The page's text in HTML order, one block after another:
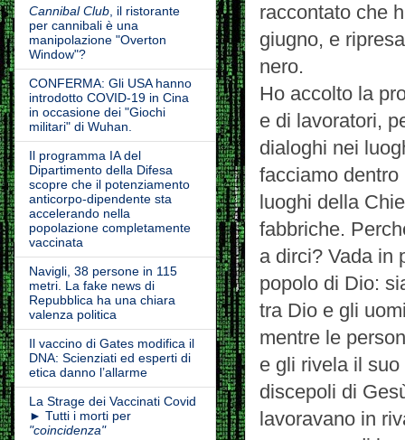
raccontato che
giugno, e
nero.
Ho accolto la
e di lavoratori,
dialoghi nei
facciamo
luoghi della
fabbriche.
a dirci? Vada in
popolo di Dio:
tra Dio e gli
mentre le
e gli rivela il
discepoli di
lavoravano in
Cannibal Club, il ristorante
per cannibali è una
manipolazione "Overton
Window"?
CONFERMA: Gli USA hanno
introdotto COVID-19 in Cina
in occasione dei "Giochi
militari" di Wuhan.
Il programma IA del
Dipartimento della Difesa
scopre che il potenziamento
anticorpo-dipendente sta
accelerando nella
popolazione completamente
vaccinata
Navigli, 38 persone in 115
metri. La fake news di
Repubblica ha una chiara
valenza politica
Il vaccino di Gates modifica il
DNA: Scienziati ed esperti di
etica danno l’allarme
La Strage dei Vaccinati Covid
► Tutti i morti per
"coincidenza"